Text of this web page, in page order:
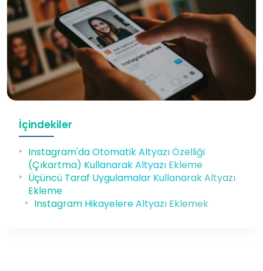
İçindekiler
Instagram'da Otomatik Altyazı Özelliği
(Çıkartma) Kullanarak Altyazı Ekleme
Üçüncü Taraf Uygulamalar Kullanarak Altyazı
Ekleme
Instagram Hikayelere Altyazı Eklemek